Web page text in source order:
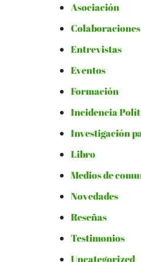
Asociación
Colaboraciones
Entrevistas
Eventos
Formación
Incidencia
Investigación
Libro
Medios de
Novedades
Reseñas
Testimonios
Uncategorized